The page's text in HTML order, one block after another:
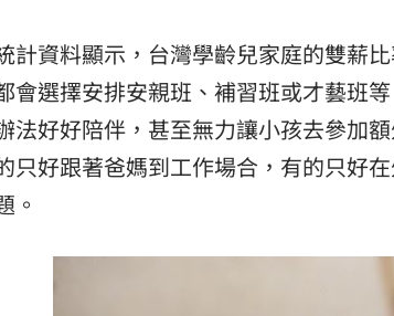
計資料顯示，台灣學齡兒家庭的雙薪
會選擇安排安親班、補習班或才藝班
法好好陪伴，甚至無力讓小孩去參加
只好跟著爸媽到工作場合，有的只好
。